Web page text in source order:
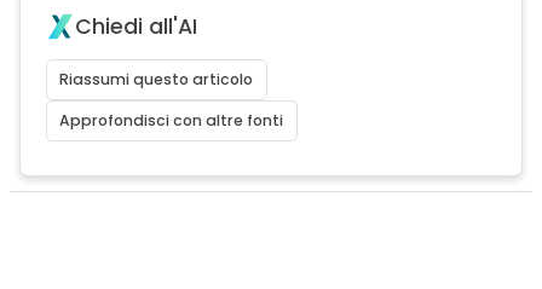
Chiedi all'AI
Riassumi questo articolo
Approfondisci con altre fonti